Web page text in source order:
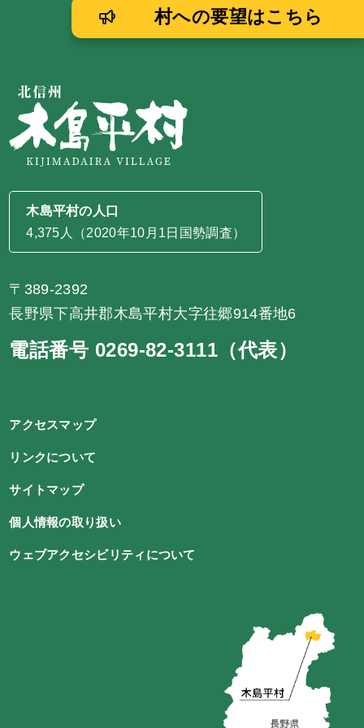
木島平村の人口
4,375人（2020年10月1日国勢調査）
〒389-2392
長野県下高井郡木島平村大字往郷914番地6
電話番号 0269-82-3111（代表）
村への要望はこちら
アクセスマップ
リンクについて
サイトマップ
個人情報の取り扱い
ウェブアクセシビリティについて